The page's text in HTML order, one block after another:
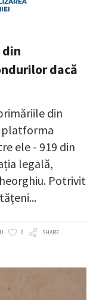
dacă
din
platforma
ele - 919 din
legală,
Potrivit
0 SHARE